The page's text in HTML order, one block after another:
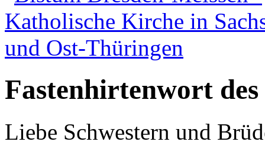
Fastenhirtenwort des
Liebe Schwestern und